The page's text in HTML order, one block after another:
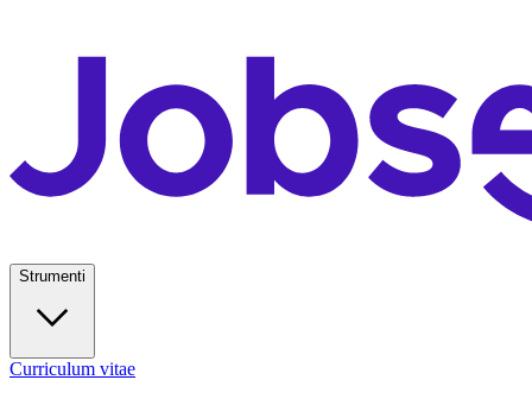
Strumenti
Curriculum vitae